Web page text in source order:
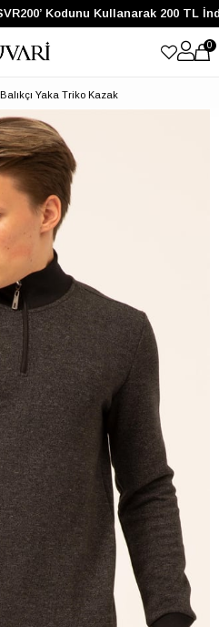
Kodunu Kullanarak 200 TL
0
Yaka Triko Kazak